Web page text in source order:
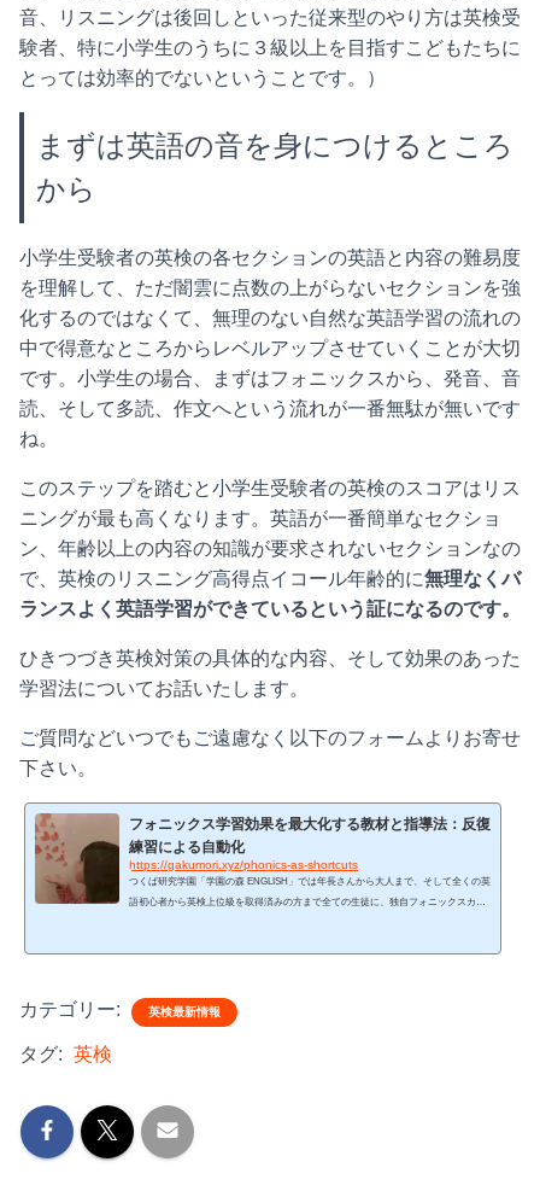
音、リスニングは後回しといった従来型のやり方は英検受
験者、特に小学生のうちに３級以上を目指すこどもたちに
とっては効率的でないということです。）
まずは英語の音を身につけるところ
から
小学生受験者の英検の各セクションの英語と内容の難易度
を理解して、ただ闇雲に点数の上がらないセクションを強
化するのではなくて、無理のない自然な英語学習の流れの
中で得意なところからレベルアップさせていくことが大切
です。小学生の場合、まずはフォニックスから、発音、音
読、そして多読、作文へという流れが一番無駄が無いです
ね。
このステップを踏むと小学生受験者の英検のスコアはリス
ニングが最も高くなります。英語が一番簡単なセクショ
ン、年齢以上の内容の知識が要求されないセクションなの
で、英検のリスニング高得点イコール年齢的に無理なくバ
ランスよく英語学習ができているという証になるのです。
ひきつづき英検対策の具体的な内容、そして効果のあった
学習法についてお話いたします。
ご質問などいつでもご遠慮なく以下のフォームよりお寄せ
下さい。
フォニックス学習効果を最大化する教材と指導法：反復
練習による自動化
https://gakumori.xyz/phonics-as-shortcuts
つくば研究学園「学園の森 ENGLISH」では年長さんから大人まで、そして全くの英
語初心者から英検上位級を取得済みの方まで全ての生徒に、独自フォニックスカリ
だ名が付いているという話も聞きます。そこで質問です。「...
カテゴリー: 英検最新情報
タグ: 英検